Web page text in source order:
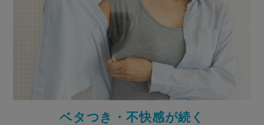
ベタつき・不快感が続く